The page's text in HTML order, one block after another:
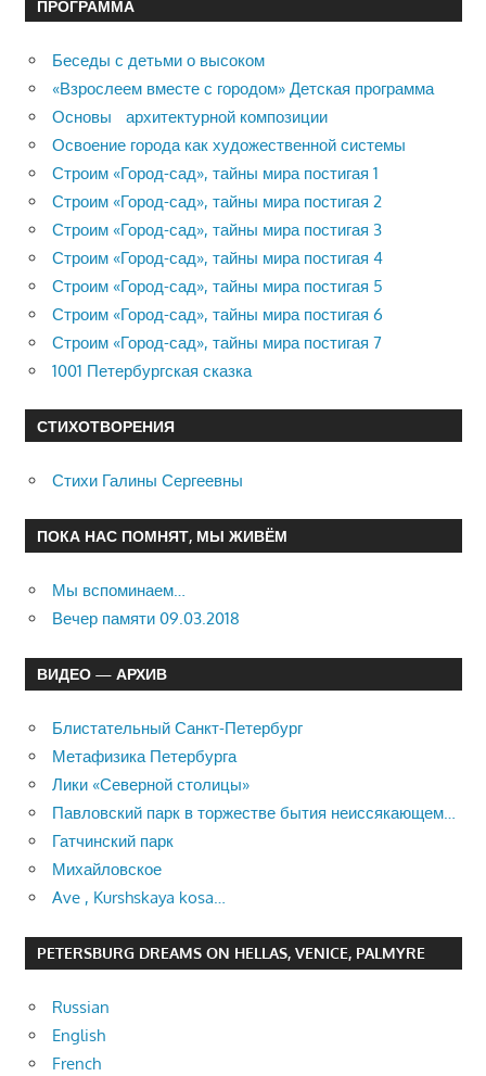
ПРОГРАММА
Беседы с детьми о высоком
«Взрослеем вместе с городом» Детская программа
Основы архитектурной композиции
Освоение города как художественной системы
Строим «Город-сад», тайны мира постигая 1
Строим «Город-сад», тайны мира постигая 2
Строим «Город-сад», тайны мира постигая 3
Строим «Город-сад», тайны мира постигая 4
Строим «Город-сад», тайны мира постигая 5
Строим «Город-сад», тайны мира постигая 6
Строим «Город-сад», тайны мира постигая 7
1001 Петербургская сказка
СТИХОТВОРЕНИЯ
Стихи Галины Сергеевны
ПОКА НАС ПОМНЯТ, МЫ ЖИВЁМ
Мы вспоминаем…
Вечер памяти 09.03.2018
ВИДЕО — АРХИВ
Блистательный Санкт-Петербург
Метафизика Петербурга
Лики «Северной столицы»
Павловский парк в торжестве бытия неиссякающем…
Гатчинский парк
Михайловское
Ave , Kurshskaya kosa…
PETERSBURG DREAMS ON HELLAS, VENICE, PALMYRE
Russian
English
French